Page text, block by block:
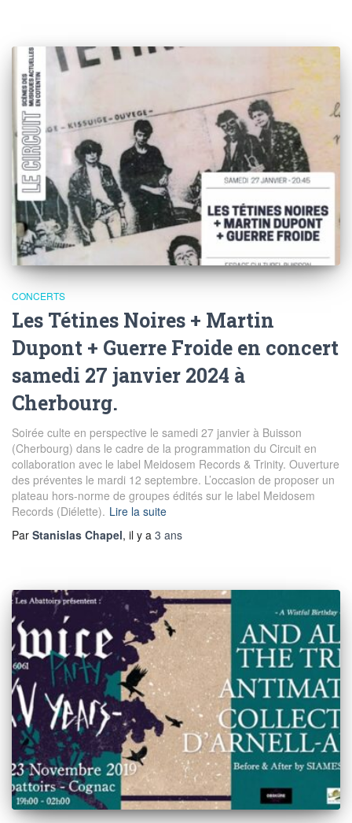
CONCERTS
Les Tétines Noires + Martin
Dupont + Guerre Froide en concert
samedi 27 janvier 2024 à
Cherbourg.
Soirée culte en perspective le samedi 27 janvier à Buisson
(Cherbourg) dans le cadre de la programmation du Circuit en
collaboration avec le label Meidosem Records & Trinity. Ouverture
des préventes le mardi 12 septembre. L’occasion de proposer un
plateau hors-norme de groupes édités sur le label Meidosem
Records (Diélette). Lire la suite
Par Stanislas Chapel, il y a 3 ans